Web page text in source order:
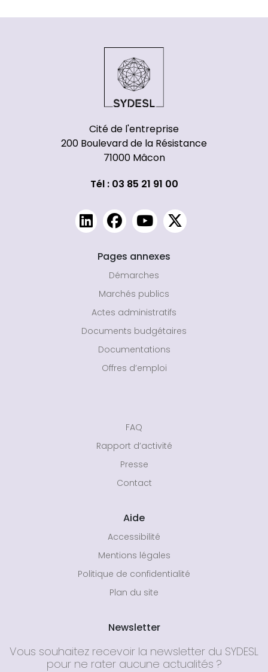
Cité de l'entreprise
200 Boulevard de la Résistance
71000 Mâcon
Tél : 03 85 21 91 00
Pages annexes
Démarches
Marchés publics
Actes administratifs
Documents budgétaires
Documentations
Offres d’emploi
FAQ
Rapport d’activité
Presse
Contact
Aide
Accessibilité
Mentions légales
Politique de confidentialité
Plan du site
Newsletter
Vous souhaitez recevoir la newsletter du SYDESL
pour ne rater aucune actualités ?